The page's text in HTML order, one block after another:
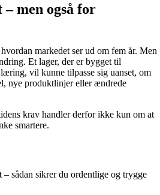
men også for
markedet ser ud om fem år. Men
Et lager, der er bygget til
vil kunne tilpasse sig uanset, om
nye produktlinjer eller ændrede
krav handler derfor ikke kun om at
smartere.
sådan sikrer du ordentlige og trygge